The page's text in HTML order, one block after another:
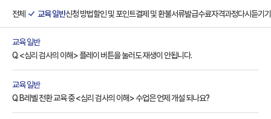
단체검사
전체 교육 일반신청 방법할인 및 포인트결제 및 환불서류발급수료자격과정다시듣기
교육 일반
Q. <심리 검사의 이해> 플레이 버튼을 눌러도 재생이 안됩니다.
교육 일반
Q. B레벨 전환 교육 중 <심리 검사의 이해> 수업은 언제 개설 되나요?